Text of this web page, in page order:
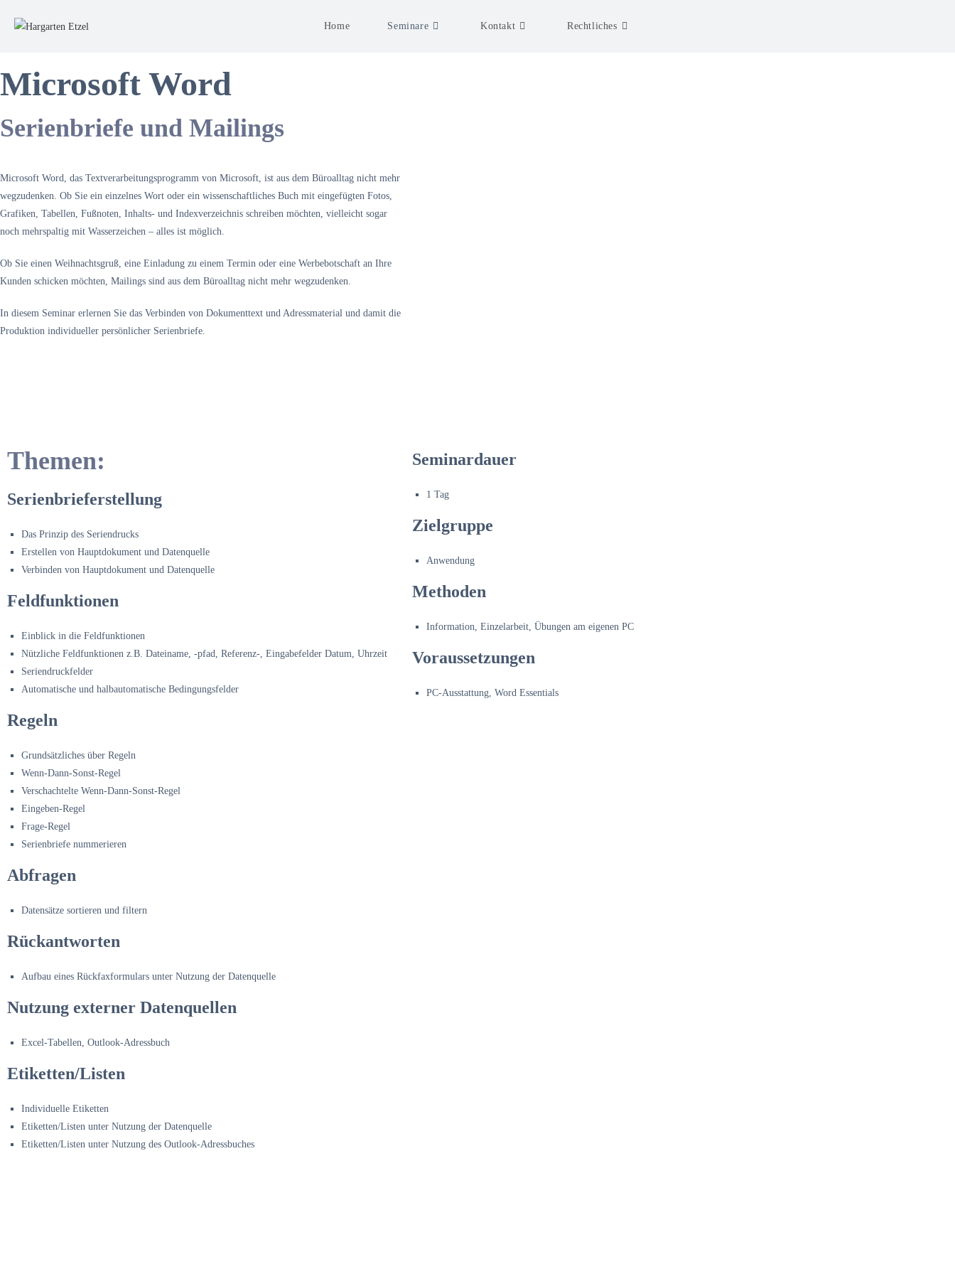
Home Seminare Kontakt Rechtliches
Microsoft Word
Serienbriefe und Mailings
Microsoft Word, das Textverarbeitungsprogramm von Microsoft, ist aus dem Büroalltag nicht mehr
wegzudenken. Ob Sie ein einzelnes Wort oder ein wissenschaftliches Buch mit eingefügten Fotos,
Grafiken, Tabellen, Fußnoten, Inhalts- und Indexverzeichnis schreiben möchten, vielleicht sogar
noch mehrspaltig mit Wasserzeichen – alles ist möglich.
Ob Sie einen Weihnachtsgruß, eine Einladung zu einem Termin oder eine Werbebotschaft an Ihre
Kunden schicken möchten, Mailings sind aus dem Büroalltag nicht mehr wegzudenken.
In diesem Seminar erlernen Sie das Verbinden von Dokumenttext und Adressmaterial und damit die
Produktion individueller persönlicher Serienbriefe.
Themen:
Serienbrieferstellung
Das Prinzip des Seriendrucks
Erstellen von Hauptdokument und Datenquelle
Verbinden von Hauptdokument und Datenquelle
Feldfunktionen
Einblick in die Feldfunktionen
Nützliche Feldfunktionen z.B. Dateiname, -pfad, Referenz-, Eingabefelder Datum, Uhrzeit
Seriendruckfelder
Automatische und halbautomatische Bedingungsfelder
Regeln
Grundsätzliches über Regeln
Wenn-Dann-Sonst-Regel
Verschachtelte Wenn-Dann-Sonst-Regel
Eingeben-Regel
Frage-Regel
Serienbriefe nummerieren
Abfragen
Datensätze sortieren und filtern
Rückantworten
Aufbau eines Rückfaxformulars unter Nutzung der Datenquelle
Nutzung externer Datenquellen
Excel-Tabellen, Outlook-Adressbuch
Etiketten/Listen
Individuelle Etiketten
Etiketten/Listen unter Nutzung der Datenquelle
Etiketten/Listen unter Nutzung des Outlook-Adressbuches
Seminardauer
1 Tag
Zielgruppe
Anwendung
Methoden
Information, Einzelarbeit, Übungen am eigenen PC
Voraussetzungen
PC-Ausstattung, Word Essentials